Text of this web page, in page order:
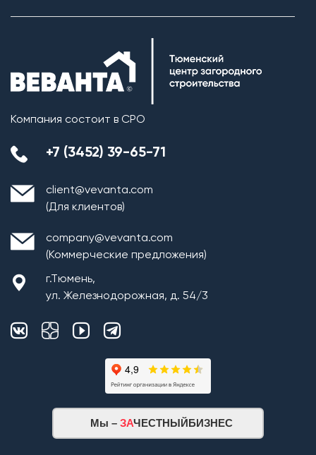
Компания состоит в СРО
+7 (3452) 39-65-71
client@vevanta.com
(Для клиентов)
company@vevanta.com
(Коммерческие предложения)
г.Тюмень,
ул. Железнодорожная, д. 54/3
Мы – ЗАЧЕСТНЫЙБИЗНЕС